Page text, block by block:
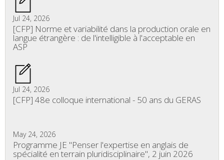
Jul 24, 2026
[CFP] Norme et variabilité dans la production orale en
langue étrangère : de l'intelligible à l'acceptable en
ASP
Jul 24, 2026
[CFP] 48e colloque international - 50 ans du GERAS
May 24, 2026
Programme JE "Penser l'expertise en anglais de
spécialité en terrain pluridisciplinaire", 2 juin 2026